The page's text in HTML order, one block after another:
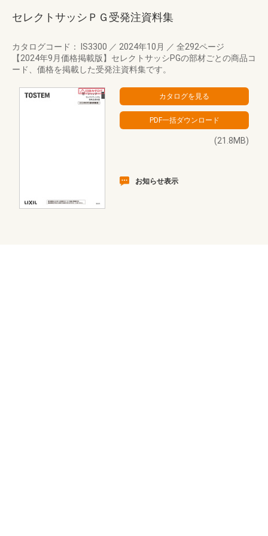
セレクトサッシＰＧ受発注資料集
カタログコード： IS3300 ／ 2024年10月 ／ 全292ページ
【2024年9月価格掲載版】セレクトサッシPGの部材ごとの商品コ
ード、価格を掲載した受発注資料集です。
(21.8MB)
お知らせ表示